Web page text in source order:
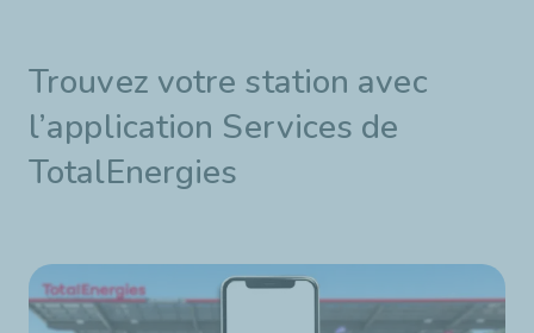
Trouvez votre station avec
l’application Services de
TotalEnergies